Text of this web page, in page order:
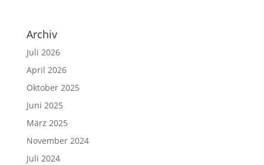
Archiv
Juli 2026
April 2026
Oktober 2025
Juni 2025
März 2025
November 2024
Juli 2024